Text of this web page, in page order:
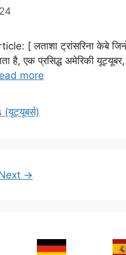
[ लताशा ट्रांसरिना केबे
है, एक प्रसिद्ध अमेरिकी यूट्यूबर,
more
→